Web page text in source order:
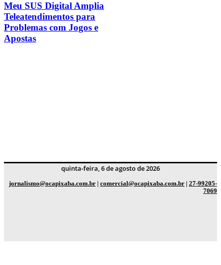
Meu SUS Digital Amplia
Teleatendimentos para
Problemas com Jogos e
Apostas
quinta-feira, 6 de agosto de 2026
jornalismo@ocapixaba.com.br | comercial@ocapixaba.com.br | 27-99205-
7069